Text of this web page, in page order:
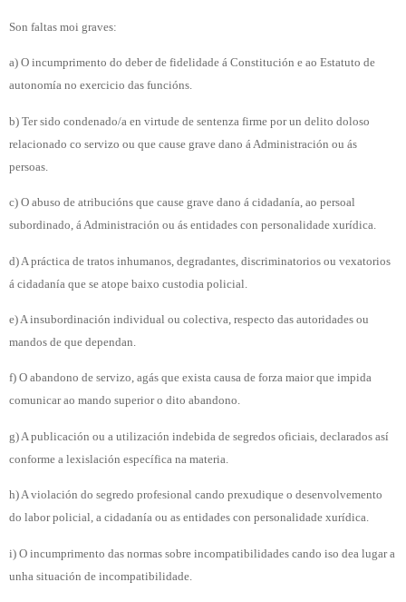
Son faltas moi graves:
a) O incumprimento do deber de fidelidade á Constitución e ao Estatuto de
autonomía no exercicio das funcións.
b) Ter sido condenado/a en virtude de sentenza firme por un delito doloso
relacionado co servizo ou que cause grave dano á Administración ou ás
persoas.
c) O abuso de atribucións que cause grave dano á cidadanía, ao persoal
subordinado, á Administración ou ás entidades con personalidade xurídica.
d) A práctica de tratos inhumanos, degradantes, discriminatorios ou vexatorios
á cidadanía que se atope baixo custodia policial.
e) A insubordinación individual ou colectiva, respecto das autoridades ou
mandos de que dependan.
f) O abandono de servizo, agás que exista causa de forza maior que impida
comunicar ao mando superior o dito abandono.
g) A publicación ou a utilización indebida de segredos oficiais, declarados así
conforme a lexislación específica na materia.
h) A violación do segredo profesional cando prexudique o desenvolvemento
do labor policial, a cidadanía ou as entidades con personalidade xurídica.
i) O incumprimento das normas sobre incompatibilidades cando iso dea lugar a
unha situación de incompatibilidade.